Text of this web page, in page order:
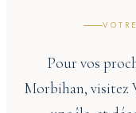
Pour vos
Morbihan, visitez